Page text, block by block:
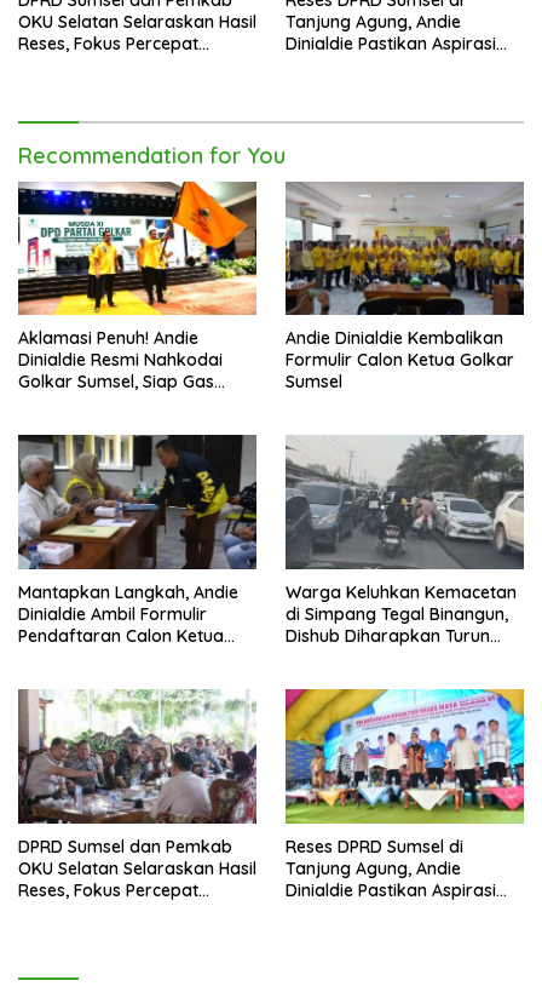
OKU Selatan Selaraskan Hasil
Reses, Fokus Percepat
Tanjung Agung, Andie
Dinialdie Pastikan Aspirasi
Recommendation for You
Aklamasi Penuh! Andie
Dinialdie Resmi Nahkodai
Golkar Sumsel, Siap Gas
Andie Dinialdie Kembalikan
Formulir Calon Ketua Golkar
Sumsel
Mantapkan Langkah, Andie
Dinialdie Ambil Formulir
Pendaftaran Calon Ketua
Warga Keluhkan Kemacetan
di Simpang Tegal Binangun,
Dishub Diharapkan Turun
DPRD Sumsel dan Pemkab
OKU Selatan Selaraskan Hasil
Reses, Fokus Percepat
Reses DPRD Sumsel di
Tanjung Agung, Andie
Dinialdie Pastikan Aspirasi